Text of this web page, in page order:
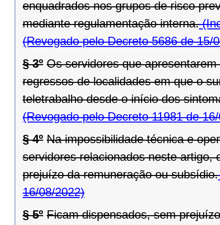
enquadrados nos grupos de risco
mediante regulamentação interna.
(Revogado pelo Decreto 5686 de 15/
§ 3º Os servidores que
regressos de localidades em que o
teletrabalho desde o início dos
(Revogado pelo Decreto 11981 de
§ 4º Na impossibilidade técnica e
servidores relacionados neste artigo,
prejuízo da remuneração ou subsídio.
16/08/2022)
§ 5º Ficam dispensados, sem